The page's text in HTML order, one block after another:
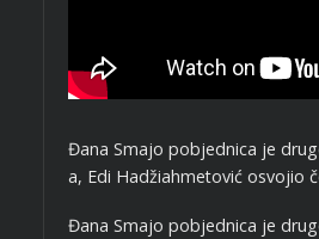
Đana Smajo pobjednica je
a, Edi Hadžiahmetović osvojio
Đana Smajo pobjednica je